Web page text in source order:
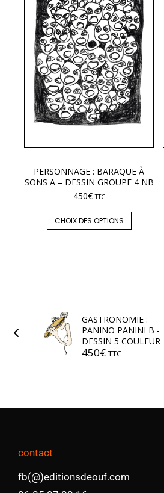
PERSONNAGE : BARAQUE À
SONS A – DESSIN GROUPE 4 NB
450€ TTC
CHOIX DES OPTIONS
GASTRONOMIE :
PANINO PANINI B -
DESSIN 5 COULEUR
450€ TTC
contact
fb(@)editionsdeouf.com